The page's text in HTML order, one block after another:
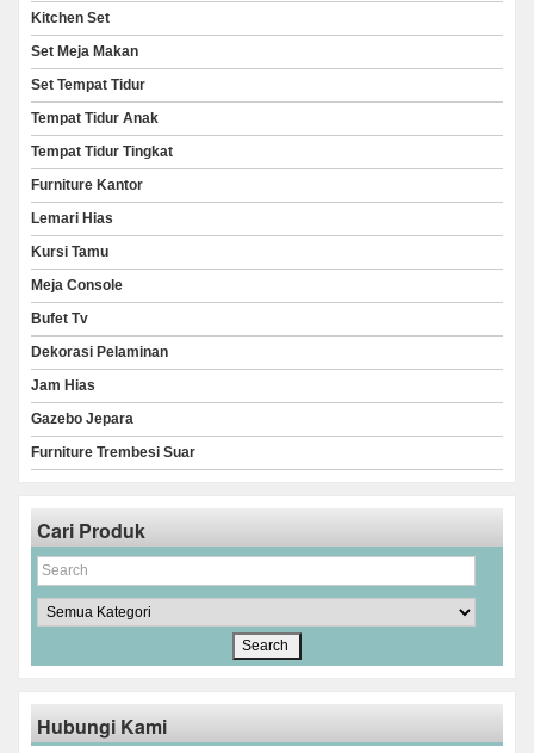
Kitchen Set
Set Meja Makan
Set Tempat Tidur
Tempat Tidur Anak
Tempat Tidur Tingkat
Furniture Kantor
Lemari Hias
Kursi Tamu
Meja Console
Bufet Tv
Dekorasi Pelaminan
Jam Hias
Gazebo Jepara
Furniture Trembesi Suar
Cari Produk
Hubungi Kami